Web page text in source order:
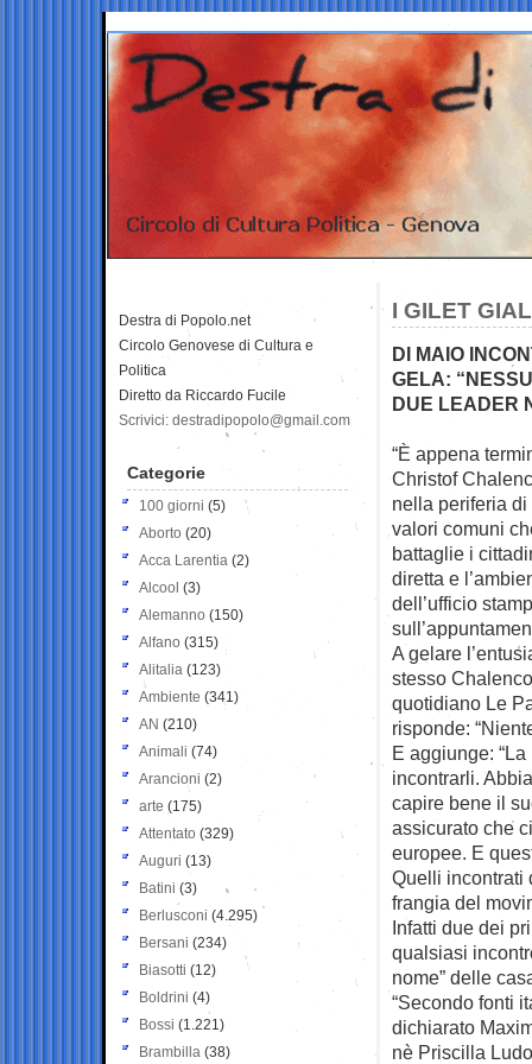
I GILET
DI MAIO
GELA:
DUE LEADER
“È appena
Christof
nella periferia
valori comuni
battaglie i
diretta e
dell’ufficio
A gelare
stesso
quotidiano Le
risponde:
E aggiunge:
incontrarli.
capire bene il
assicurato che
europee. E
Quelli incontrati
frangia del
Infatti due dei
qualsiasi
nome” delle
“Secondo fonti
dichiarato
nè Priscilla
Destra di Popolo.net
Circolo Genovese di Cultura e
Politica
Diretto da Riccardo Fucile
Scrivici: destradipopolo@gmail.com
Categorie
100 giorni (5)
Aborto (20)
Acca Larentia (2)
Alcool (3)
Alemanno (150)
Alfano (315)
Alitalia (123)
Ambiente (341)
AN (210)
Animali (74)
Arancioni (2)
arte (175)
Attentato (329)
Auguri (13)
Batini (3)
Berlusconi (4.295)
Bersani (234)
Biasotti (12)
Boldrini (4)
Bossi (1.221)
Brambilla (38)